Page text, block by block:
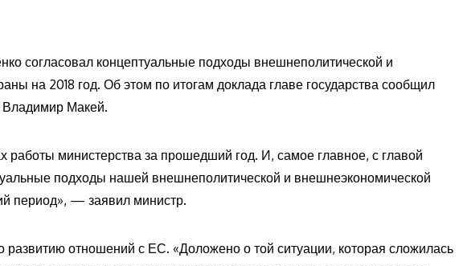
согласовал концептуальные подходы внешнеполитической и
на 2018 год. Об этом по итогам доклада главе государства сообщил
Владимир Макей.
работы министерства за прошедший год. И, самое главное, с главой
подходы нашей внешнеполитической и внешнеэкономической
период», — заявил министр.
отношений с ЕС. «Доложено о той ситуации, которая сложилась